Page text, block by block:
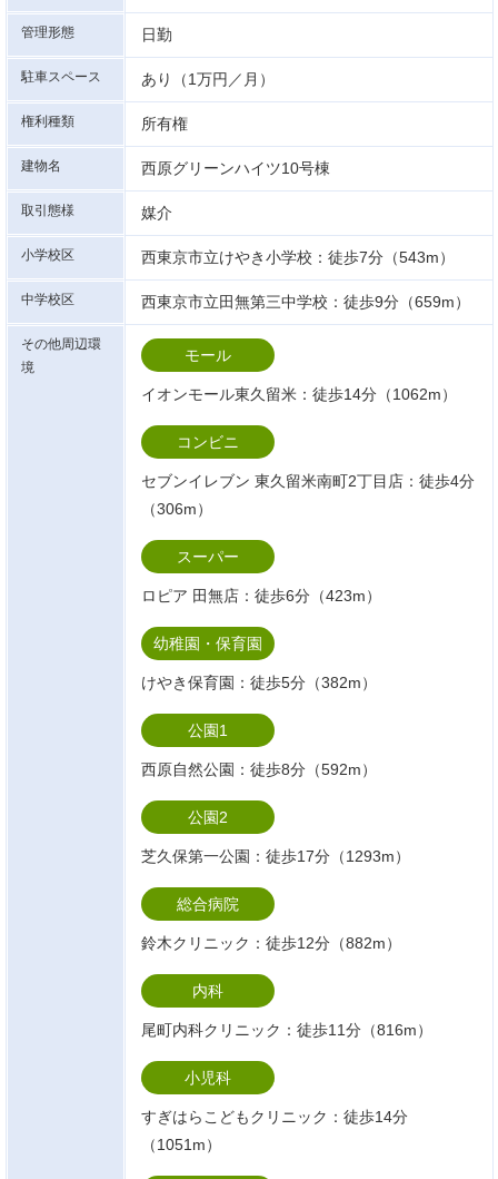
管理形態 日勤
駐車スペース あり（1万円／月）
権利種類 所有権
建物名 西原グリーンハイツ10号棟
取引態様 媒介
小学校区 西東京市立けやき小学校：徒歩7分（543m）
中学校区 西東京市立田無第三中学校：徒歩9分（659m）
その他周辺環
境
モール
イオンモール東久留米：徒歩14分（1062m）
コンビニ
セブンイレブン 東久留米南町2丁目店：徒歩4分
（306m）
スーパー
ロピア 田無店：徒歩6分（423m）
幼稚園・保育園
けやき保育園：徒歩5分（382m）
公園1
西原自然公園：徒歩8分（592m）
公園2
芝久保第一公園：徒歩17分（1293m）
総合病院
鈴木クリニック：徒歩12分（882m）
内科
尾町内科クリニック：徒歩11分（816m）
小児科
すぎはらこどもクリニック：徒歩14分
（1051m）